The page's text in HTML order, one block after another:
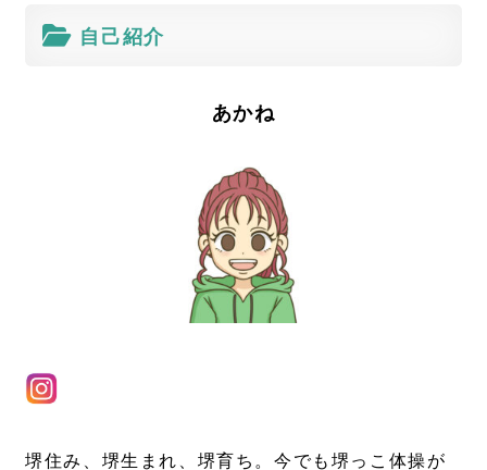
催！飲食＆雑貨が揃う地
域密着マルシェをレポー める地域のお祭りを体
験！
自己紹介
あかね
堺住み、堺生まれ、堺育ち。今でも堺っこ体操が